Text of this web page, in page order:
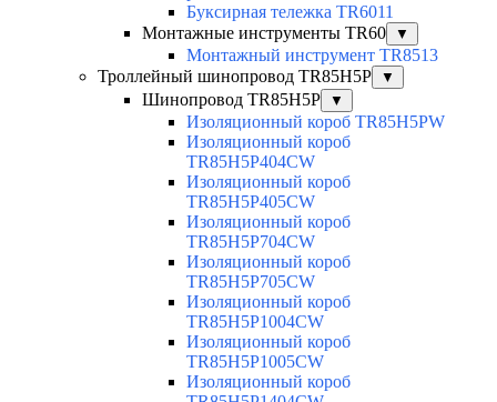
Буксирная тележка TR6011
Монтажные инструменты TR60
▼
Монтажный инструмент TR8513
Троллейный шинопровод TR85H5P
▼
Шинопровод TR85H5P ▼
Изоляционный короб TR85H5PW
Изоляционный короб
TR85H5P404CW
Изоляционный короб
TR85H5P405CW
Изоляционный короб
TR85H5P704CW
Изоляционный короб
TR85H5P705CW
Изоляционный короб
TR85H5P1004CW
Изоляционный короб
TR85H5P1005CW
Изоляционный короб